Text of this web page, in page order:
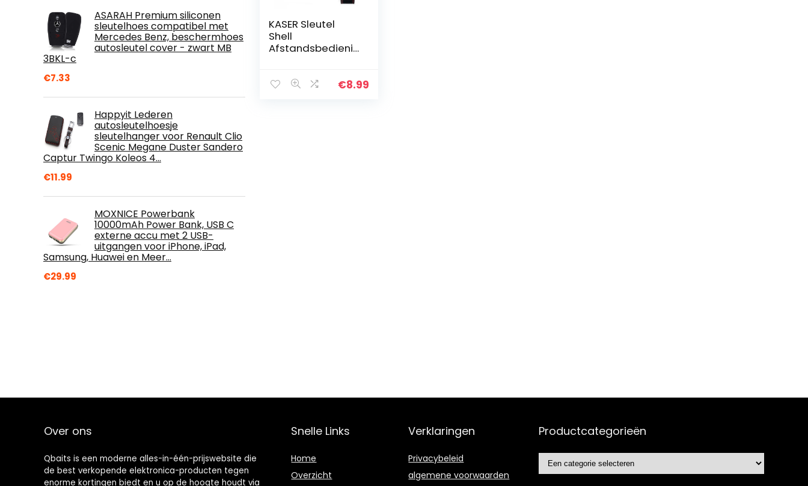
ASARAH Premium siliconen
sleutelhoes compatibel met
Mercedes Benz, beschermhoes
autosleutel cover - zwart MB
3BKL-c
€7.33
Happyit Lederen
autosleutelhoesje
sleutelhanger voor Renault Clio
Scenic Megane Duster Sandero
Captur Twingo Koleos 4…
€11.99
MOXNICE Powerbank
10000mAh Power Bank, USB C
externe accu met 2 USB-
uitgangen voor iPhone, iPad,
Samsung, Huawei en Meer…
€29.99
KASER Sleutel
Shell
Afstandsbedienin
Celica Aygo
€8.99
Over ons
Qbaits is een moderne alles-in-één-prijswebsite die
de best verkopende elektronica-producten tegen
enorme kortingen biedt en u op de hoogte houdt via
Snelle Links
Home
Overzicht
Verklaringen
Privacybeleid
algemene voorwaarden
Productcategorieën